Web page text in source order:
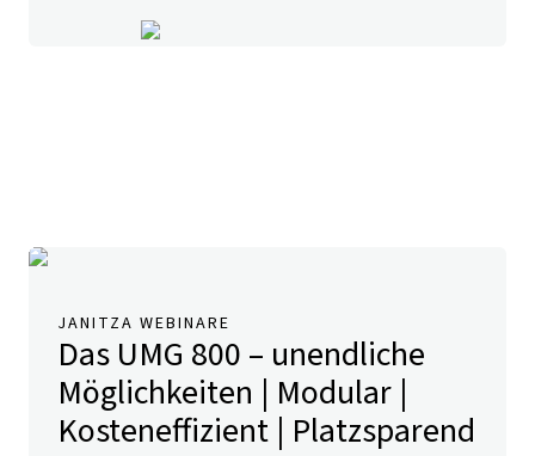
JANITZA WEBINARE
Das UMG 800 – unendliche
Möglichkeiten | Modular |
Kosteneffizient | Platzsparend